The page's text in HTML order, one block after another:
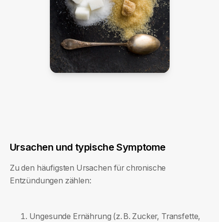
Ursachen und typische Symptome
Zu den häufigsten Ursachen für chronische
Entzündungen zählen:
Ungesunde Ernährung (z. B. Zucker, Transfette,